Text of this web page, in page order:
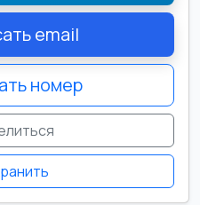
email
номер